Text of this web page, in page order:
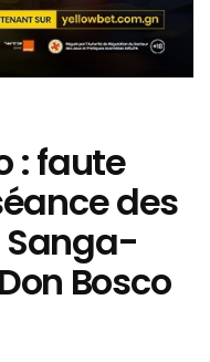
: faute
des
Bosco